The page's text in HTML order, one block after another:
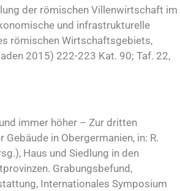
der römischen Villenwirtschaft im
und infrastrukturelle
römischen Wirtschaftsgebiets,
2015) 222-223 Kat. 90; Taf. 22,
immer höher – Zur dritten
in Obergermanien, in: R.
Haus und Siedlung in den
Grabungsbefund,
Internationales Symposium